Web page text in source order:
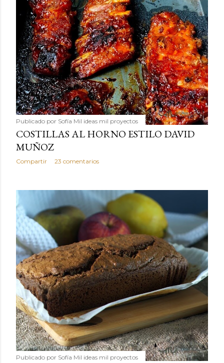
Publicado por Sofía Mil ideas mil proyectos
COSTILLAS AL HORNO ESTILO DAVID
MUÑOZ
Compartir 23 comentarios
Publicado por Sofía Mil ideas mil proyectos